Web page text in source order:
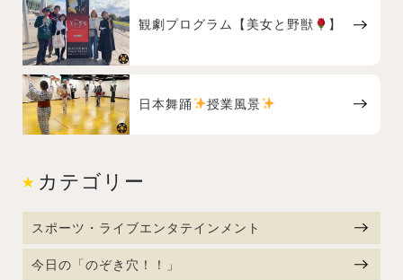
観劇プログラム【美女と野獣 】
日本舞踊 授業風景
カテゴリー
スポーツ・ライブエンタテインメント
今日の「のぞき穴！！」